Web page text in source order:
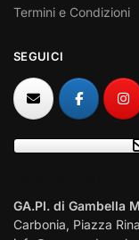
Termini e Condizioni
SEGUICI
GA.PI. di Gambella
Carbonia, Piazza